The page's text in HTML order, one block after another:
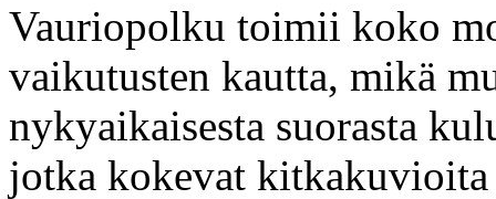
Vauriopolku toimii koko
vaikutusten kautta, mikä
nykyaikaisesta suorasta
jotka kokevat kitkakuvioita